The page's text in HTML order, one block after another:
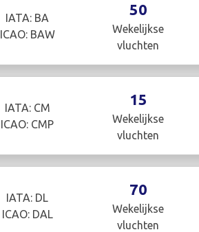
IATA: BA
ICAO: BAW
50
Wekelijkse
vluchten
IATA: CM
ICAO: CMP
15
Wekelijkse
vluchten
IATA: DL
ICAO: DAL
70
Wekelijkse
vluchten